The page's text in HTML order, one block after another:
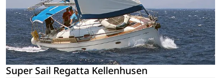
Super Sail Regatta Kellenhusen